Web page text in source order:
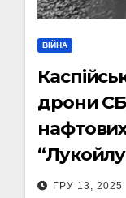
ВІЙНА
дрони
ГРУ 13, 2025